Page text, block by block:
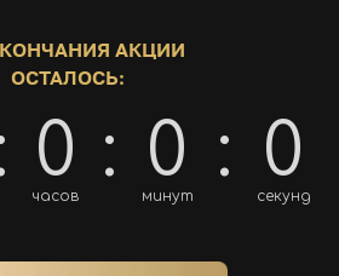
0
часов
: 0
минут
: 0
секунд
АКЦИИ
ОСТАЛОСЬ: